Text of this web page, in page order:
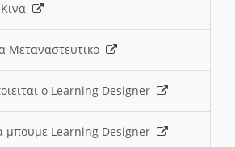
Μεταναστευτικο
ο Learning Designer
μπουμε Learning Designer